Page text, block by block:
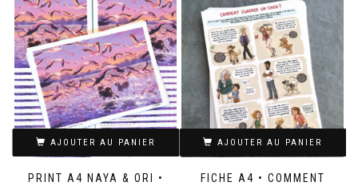
PRINT A4 NAYA & ORI •
AJOUTER AU PANIER
FICHE A4 • COMMENT
AJOUTER AU PANIER